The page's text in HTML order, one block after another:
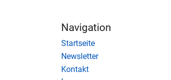
Navigation
Startseite
Newsletter
Kontakt